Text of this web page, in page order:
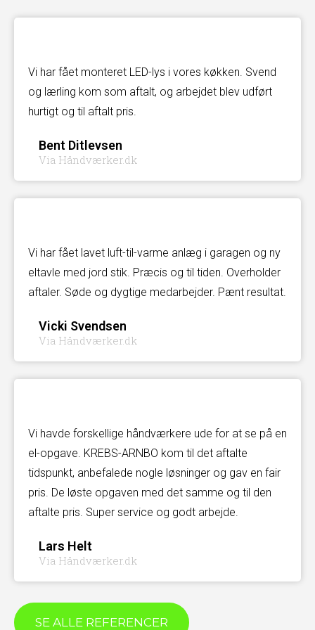
Vi har fået monteret LED-lys i vores køkken. Svend
og lærling kom som aftalt, og arbejdet blev udført
hurtigt og til aftalt pris.
Bent Ditlevsen
Via Håndværker.dk
Vi har fået lavet luft-til-varme anlæg i garagen og ny
eltavle med jord stik. Præcis og til tiden. Overholder
aftaler. Søde og dygtige medarbejder. Pænt resultat.
Vicki Svendsen
Via Håndværker.dk
Vi havde forskellige håndværkere ude for at se på en
el-opgave. KREBS-ARNBO kom til det aftalte
tidspunkt, anbefalede nogle løsninger og gav en fair
pris. De løste opgaven med det samme og til den
aftalte pris. Super service og godt arbejde.
Lars Helt
Via Håndværker.dk
SE ALLE REFERENCER